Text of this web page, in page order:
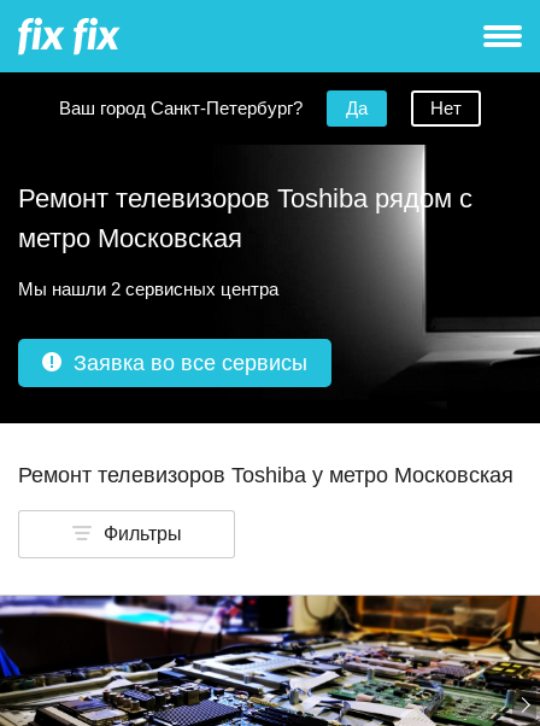
Ваш город Санкт-Петербург? Да Нет
Ремонт телевизоров Toshiba рядом с
метро Московская
Мы нашли 2 сервисных центра
Заявка во все сервисы
Ремонт телевизоров Toshiba у метро Московская
Фильтры